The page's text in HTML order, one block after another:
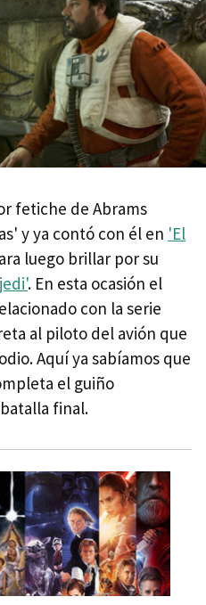
fetiche de Abrams
y ya contó con él en 'El
luego brillar por su
. En esta ocasión el
con la serie
al piloto del avión que
Aquí ya sabíamos que
el guiño
final.